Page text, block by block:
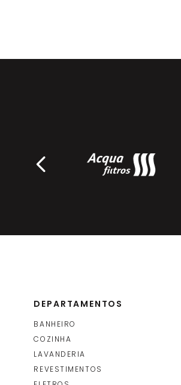
DEPARTAMENTOS
BANHEIRO
COZINHA
LAVANDERIA
REVESTIMENTOS